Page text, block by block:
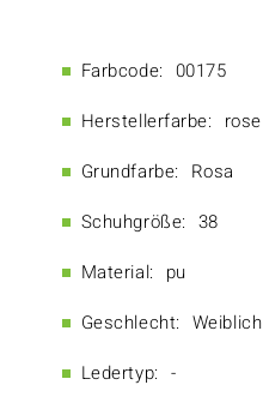
Farbcode: 00175
Herstellerfarbe: rose
Grundfarbe: Rosa
Schuhgröße: 38
Material: pu
Geschlecht: Weiblich
Ledertyp: -